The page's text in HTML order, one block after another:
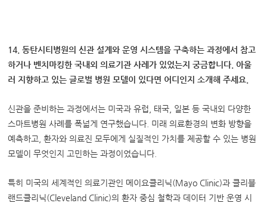
14. 동탄시티병원의 신관 설계와 운영 시스템을 구축하는 과정에서 참고
하거나 벤치마킹한 국내외 의료기관 사례가 있었는지 궁금합니다. 아울
러 지향하고 있는 글로벌 병원 모델이 있다면 어디인지 소개해 주세요.
신관을 준비하는 과정에서는 미국과 유럽, 태국, 일본 등 국내외 다양한
스마트병원 사례를 폭넓게 연구했습니다. 미래 의료환경의 변화 방향을
예측하고, 환자와 의료진 모두에게 실질적인 가치를 제공할 수 있는 병원
모델이 무엇인지 고민하는 과정이었습니다.
특히 미국의 세계적인 의료기관인 메이요클리닉(Mayo Clinic)과 클리블
랜드클리닉(Cleveland Clinic)의 환자 중심 철학과 데이터 기반 운영 시